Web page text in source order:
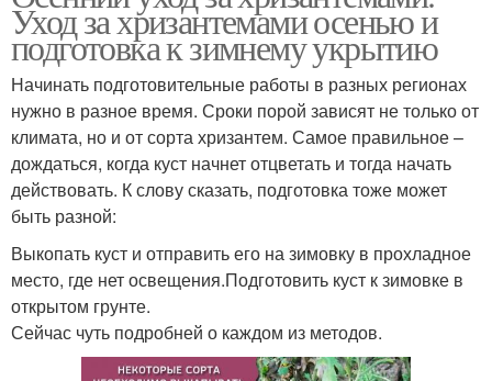
Уход за хризантемами осенью и
подготовка к зимнему укрытию
Начинать подготовительные работы в разных регионах
нужно в разное время. Сроки порой зависят не только от
климата, но и от сорта хризантем. Самое правильное –
дождаться, когда куст начнет отцветать и тогда начать
действовать. К слову сказать, подготовка тоже может
быть разной:
Выкопать куст и отправить его на зимовку в прохладное
место, где нет освещения.Подготовить куст к зимовке в
открытом грунте.
Сейчас чуть подробней о каждом из методов.